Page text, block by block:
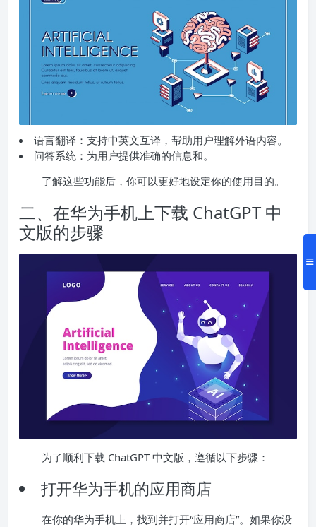
语言翻译：支持中英文互译，帮助用户理解外语内容。
问答系统：为用户提供准确的信息和。
了解这些功能后，你可以更好地设定你的使用目的。
二、在华为手机上下载 ChatGPT 中
文版的步骤
为了顺利下载 ChatGPT 中文版，遵循以下步骤：
打开华为手机的应用商店
在你的华为手机上，找到并打开“应用商店”。如果你没